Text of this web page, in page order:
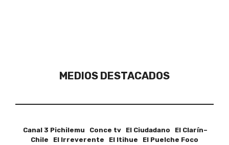
MEDIOS DESTACADOS
Canal 3 Pichilemu Conce tv El Ciudadano El Clarín–
Chile El Irreverente El Itihue El Puelche Foco